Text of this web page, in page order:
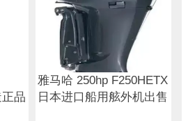
品
雅马哈 250hp F250HETX
日本进口船用舷外机出售